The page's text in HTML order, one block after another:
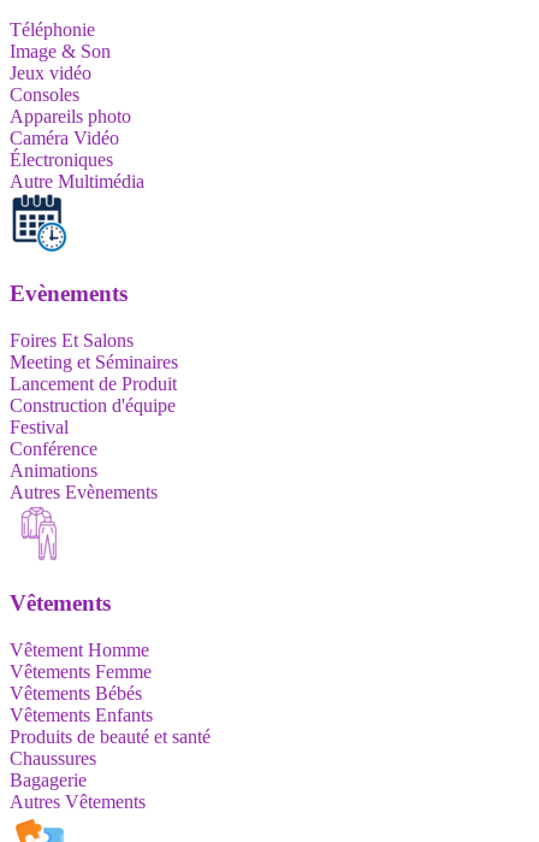
Téléphonie
Image & Son
Jeux vidéo
Consoles
Appareils photo
Caméra Vidéo
Électroniques
Autre Multimédia
Evènements
Foires Et Salons
Meeting et Séminaires
Lancement de Produit
Construction d'équipe
Festival
Conférence
Animations
Autres Evènements
Vêtements
Vêtement Homme
Vêtements Femme
Vêtements Bébés
Vêtements Enfants
Produits de beauté et santé
Chaussures
Bagagerie
Autres Vêtements